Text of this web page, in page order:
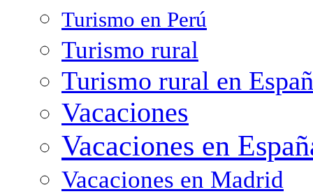
Turismo en Perú
Turismo rural
Turismo rural en
Vacaciones
Vacaciones en
Vacaciones en Madrid